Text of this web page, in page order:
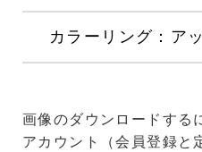
カラーリング：ア
画像のダウンロードする
アカウント（会員登録と